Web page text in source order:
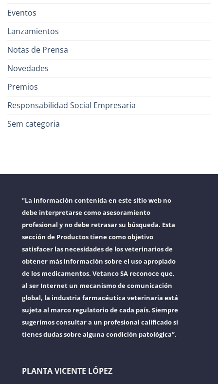
Eventos
Lanzamientos
Notas de Prensa
Novedades
Premios
Responsabilidad Social Empresaria
Sem categoria
"La información contenida en este sitio web no
debe interpretarse como asesoramiento
profesional y no debe retrasar su búsqueda. Esta
sección de Productos tiene como objetivo
satisfacer las necesidades de los veterinarios de
obtener más información sobre el uso apropiado
de los medicamentos. Vetanco SA reconoce que,
al ser Internet un mecanismo de comunicación
global, la industria farmacéutica veterinaria está
sujeta al marco regulatorio de cada país. Siempre
sugerimos consultar a un profesional calificado si
tienes dudas sobre alguna condición patológica”.
PLANTA VICENTE LÓPEZ